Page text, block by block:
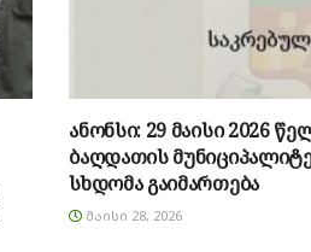
ანონსი: 29 მაისი 2026
ბაღდათის
სხდომა გაიმართება
ᲛᲐᲘᲡᲘ 28, 2026